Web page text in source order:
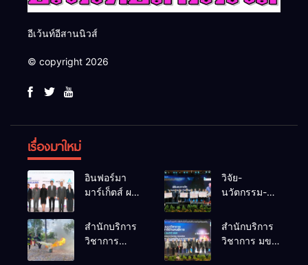
อีเว้นท์อีสานนิวส์
© copyright 2026
เรื่องมาใหม่
อินฟอร์มา
มาร์เก็ตส์ ผนึก
ธุรกิจท่อง
เที่ยว-บริการ
วิจัย-
นวัตกรรม-
คือโอกาสใหม่
ของคนพิการ
สำนักบริการ
วิชาการ
สำนักบริการ
วิชาการ มข.